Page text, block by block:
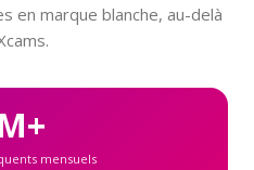
en marque blanche, au-delà
mensuels